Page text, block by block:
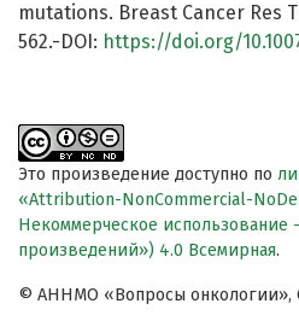
mutations. Breast Cancer Res
562.-DOI: https://doi.org/
Это произведение доступно по
«Attribution-NonCommercial-
Некоммерческое
произведений») 4.0 Всемирная.
© АННМО «Вопросы онкологии»,